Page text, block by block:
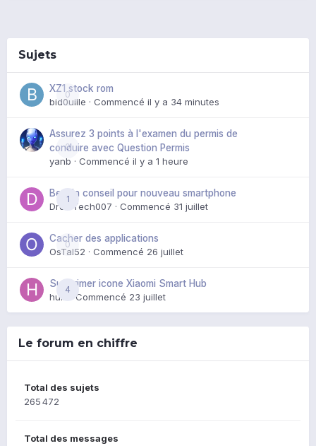
Sujets
0
XZ1 stock rom
bid0uille · Commencé il y a 34 minutes
0
Assurez 3 points à l'examen du permis de
conduire avec Question Permis
yanb · Commencé il y a 1 heure
1
Besoin conseil pour nouveau smartphone
DroidTech007 · Commencé 31 juillet
0
Cacher des applications
OsTal52 · Commencé 26 juillet
4
Supprimer icone Xiaomi Smart Hub
huik · Commencé 23 juillet
Le forum en chiffre
Total des sujets
265 472
Total des messages